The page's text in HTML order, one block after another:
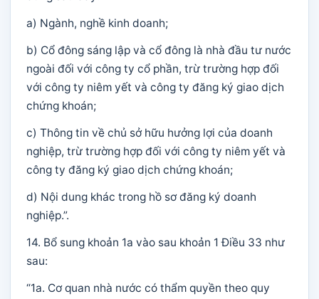
a) Ngành, nghề kinh doanh;
b) Cổ đông sáng lập và cổ đông là nhà đầu tư nước
ngoài đối với công ty cổ phần, trừ trường hợp đối
với công ty niêm yết và công ty đăng ký giao dịch
chứng khoán;
c) Thông tin về chủ sở hữu hưởng lợi của doanh
nghiệp, trừ trường hợp đối với công ty niêm yết và
công ty đăng ký giao dịch chứng khoán;
d) Nội dung khác trong hồ sơ đăng ký doanh
nghiệp.”.
14. Bổ sung khoản 1a vào sau khoản 1 Điều 33 như
sau:
“1a. Cơ quan nhà nước có thẩm quyền theo quy